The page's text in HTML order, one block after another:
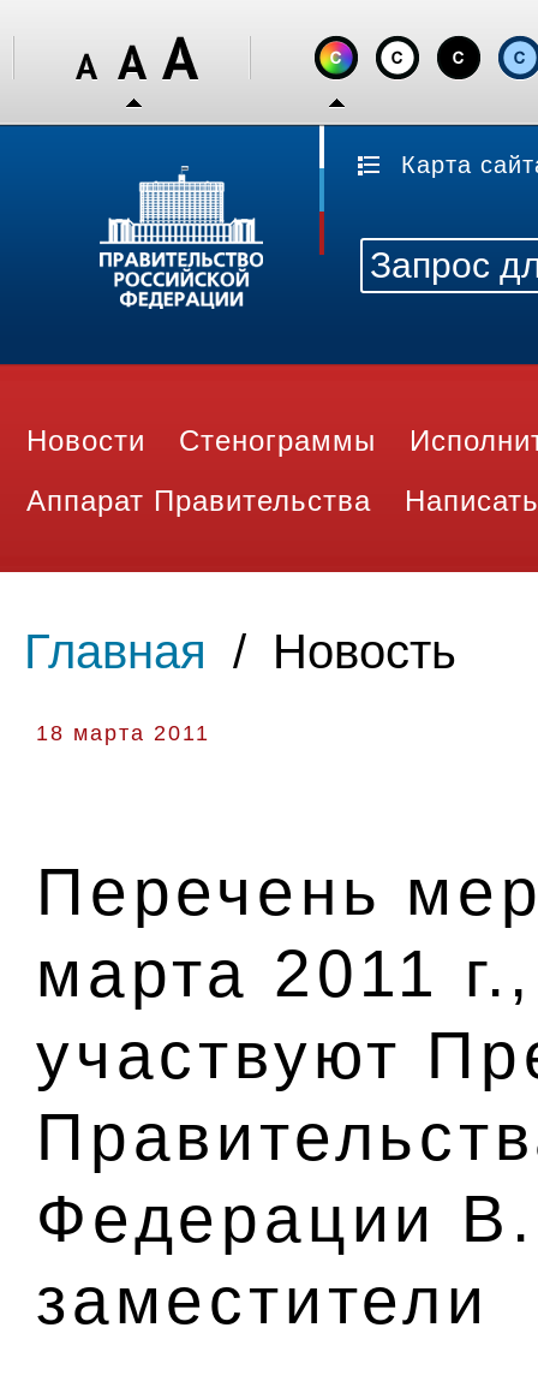
Карта
Новости Стенограммы
Аппарат Правительства
Главная / Новость
18 марта 2011
Перечень
марта 2011
участвуют
Федерации
заместители